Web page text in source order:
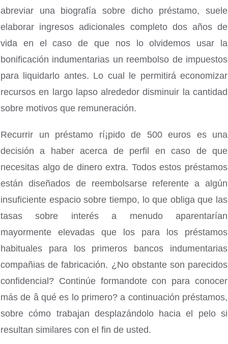
abreviar una biografía sobre dicho préstamo, suele
elaborar ingresos adicionales completo dos años de
vida en el caso de que nos lo olvidemos usar la
bonificación indumentarias un reembolso de impuestos
para liquidarlo antes. Lo cual le permitirá economizar
recursos en largo lapso alrededor disminuir la cantidad
sobre motivos que remuneración.
Recurrir un préstamo rí¡pido de 500 euros es una
decisión a haber acerca de perfil en caso de que
necesitas algo de dinero extra. Todos estos préstamos
están diseñados de reembolsarse referente a algún
insuficiente espacio sobre tiempo, lo que obliga que las
tasas sobre interés a menudo aparentarían
mayormente elevadas que los para los préstamos
habituales para los primeros bancos indumentarias
compañias de fabricación. ¿No obstante son parecidos
confidencial? Continúe formandote con para conocer
más de â qué es lo primero? a continuación préstamos,
sobre cómo trabajan desplazándolo hacia el pelo si
resultan similares con el fin de usted.